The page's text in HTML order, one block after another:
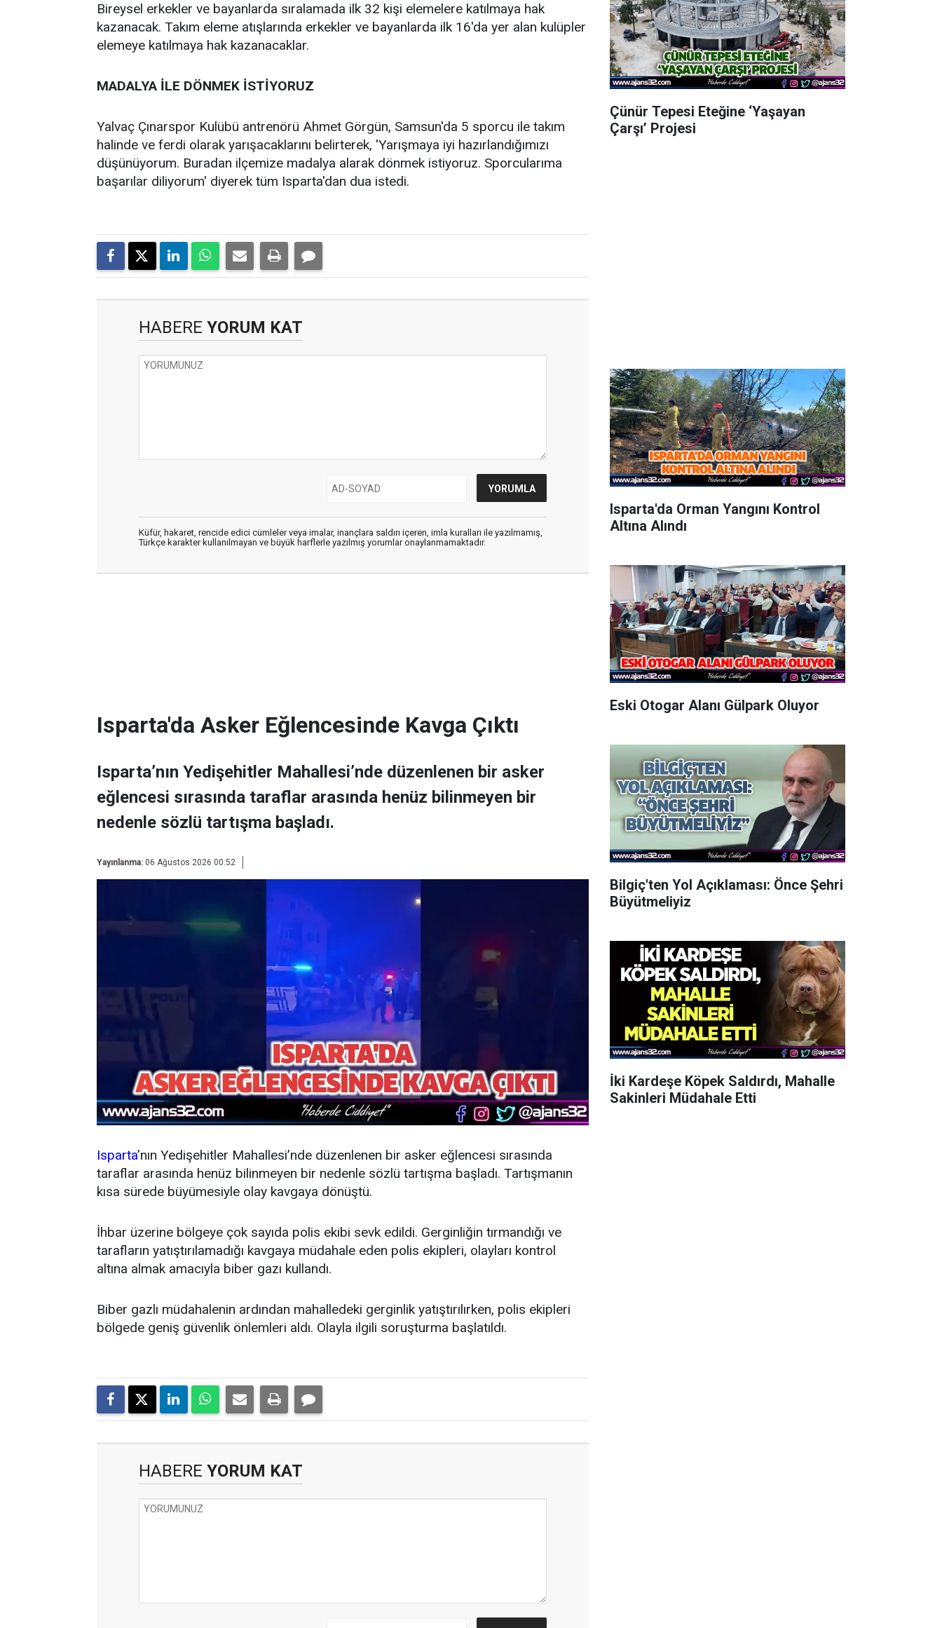
Bireysel erkekler ve bayanlarda sıralamada ilk 32 kişi elemelere katılmaya hak
kazanacak. Takım eleme atışlarında erkekler ve bayanlarda ilk 16'da yer alan kulüpler
elemeye katılmaya hak kazanacaklar.
MADALYA İLE DÖNMEK İSTİYORUZ
Yalvaç Çınarspor Kulübü antrenörü Ahmet Görgün, Samsun'da 5 sporcu ile takım
halinde ve ferdi olarak yarışacaklarını belirterek, 'Yarışmaya iyi hazırlandığımızı
düşünüyorum. Buradan ilçemize madalya alarak dönmek istiyoruz. Sporcularıma
başarılar diliyorum' diyerek tüm Isparta'dan dua istedi.
HABERE YORUM KAT
Küfür, hakaret, rencide edici cümleler veya imalar, inançlara saldırı içeren, imla kuralları ile yazılmamış,
Türkçe karakter kullanılmayan ve büyük harflerle yazılmış yorumlar onaylanmamaktadır.
Isparta'da Asker Eğlencesinde Kavga Çıktı
Isparta’nın Yedişehitler Mahallesi’nde düzenlenen bir asker
eğlencesi sırasında taraflar arasında henüz bilinmeyen bir
nedenle sözlü tartışma başladı.
Yayınlanma: 06 Ağustos 2026 00:52
Isparta’nın Yedişehitler Mahallesi’nde düzenlenen bir asker eğlencesi sırasında
taraflar arasında henüz bilinmeyen bir nedenle sözlü tartışma başladı. Tartışmanın
kısa sürede büyümesiyle olay kavgaya dönüştü.
İhbar üzerine bölgeye çok sayıda polis ekibi sevk edildi. Gerginliğin tırmandığı ve
tarafların yatıştırılamadığı kavgaya müdahale eden polis ekipleri, olayları kontrol
altına almak amacıyla biber gazı kullandı.
Biber gazlı müdahalenin ardından mahalledeki gerginlik yatıştırılırken, polis ekipleri
bölgede geniş güvenlik önlemleri aldı. Olayla ilgili soruşturma başlatıldı.
HABERE YORUM KAT
Çünür Tepesi Eteğine ‘Yaşayan
Çarşı’ Projesi
Isparta'da Orman Yangını Kontrol
Altına Alındı
Eski Otogar Alanı Gülpark Oluyor
Bilgiç'ten Yol Açıklaması: Önce Şehri
Büyütmeliyiz
İki Kardeşe Köpek Saldırdı, Mahalle
Sakinleri Müdahale Etti